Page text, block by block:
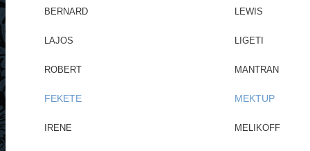
BERNARD LEWIS
LAJOS LIGETI
ROBERT MANTRAN
FEKETE MEKTUP
IRENE MELIKOFF